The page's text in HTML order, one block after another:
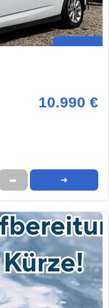
10.990 €
➦ ➜